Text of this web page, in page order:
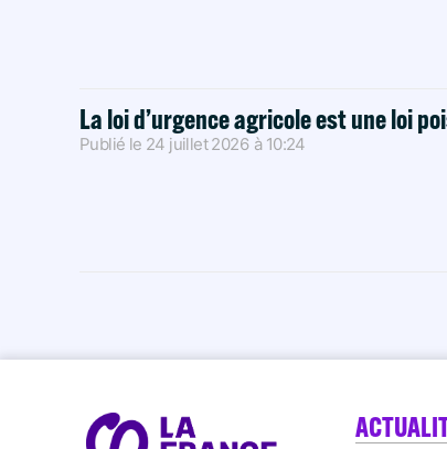
La loi d’urgence agricole est une loi
Publié le 24 juillet 2026 à 10:24